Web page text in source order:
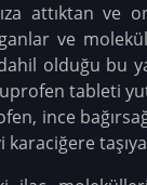
attıktan
ve
olduğu bu
tableti
ince
karaciğere